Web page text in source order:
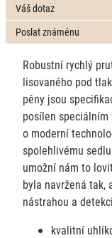
Váš dotaz
Poslat známénu
Robustní rychlý
lisovaného pod
pěny jsou
posílen speciálním
o moderní
spolehlivému
umožní nám to
byla navržená tak,
nástrahou a
kvalitní